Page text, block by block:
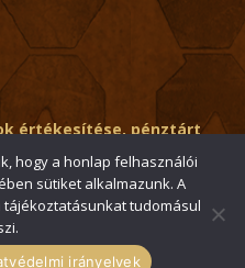
értékesítése, pénztárt
arpadfurdo.hu
arpadfurdo.hu
Fürdő / Minden jog
hogy a honlap felhasználói
sütiket alkalmazunk. A
tudomásul
irányelvek